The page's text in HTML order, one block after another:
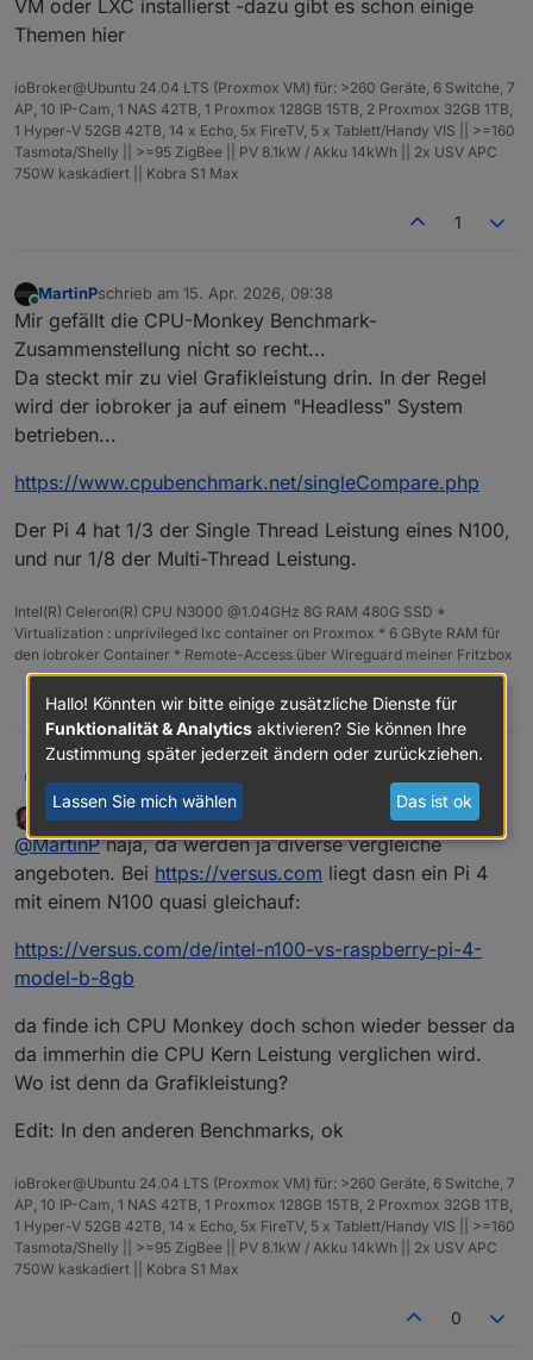
VM oder LXC installierst -dazu gibt es schon einige
Themen hier
ioBroker@Ubuntu 24.04 LTS (Proxmox VM) für: >260 Geräte, 6 Switche, 7
AP, 10 IP-Cam, 1 NAS 42TB, 1 Proxmox 128GB 15TB, 2 Proxmox 32GB 1TB,
1 Hyper-V 52GB 42TB, 14 x Echo, 5x FireTV, 5 x Tablett/Handy VIS || >=160
Tasmota/Shelly || >=95 ZigBee || PV 8.1kW / Akku 14kWh || 2x USV APC
750W kaskadiert || Kobra S1 Max
1
Online
MartinPschrieb am 15. Apr. 2026, 09:38
zuletzt editiert von
Mir gefällt die CPU-Monkey Benchmark-
Zusammenstellung nicht so recht...
Da steckt mir zu viel Grafikleistung drin. In der Regel
wird der iobroker ja auf einem "Headless" System
betrieben...
https://www.cpubenchmark.net/singleCompare.php
Der Pi 4 hat 1/3 der Single Thread Leistung eines N100,
und nur 1/8 der Multi-Thread Leistung.
Intel(R) Celeron(R) CPU N3000 @1.04GHz 8G RAM 480G SSD *
Virtualization : unprivileged lxc container on Proxmox * 6 GByte RAM für
den iobroker Container * Remote-Access über Wireguard meiner Fritzbox
1
Zusammenstellung nicht so recht...
Da steckt mir zu viel Grafikleistung drin. In der Regel
wird der iobroker ja auf einem "Headless" System
betrieben...
https://www.cpubenchmark.net/singleCompare.php
Der Pi 4 hat 1/3 der Single Thread Leistung eines N100,
und nur 1/8 der Multi-Thread Leistung.
Online
BananaJoe MOST ACTIVE schrieb am 15. Apr. 2026, 10:16
@MartinPnaja, da werden ja diverse vergleiche
angeboten. Bei https://versus.com liegt dasn ein Pi 4
mit einem N100 quasi gleichauf:
https://versus.com/de/intel-n100-vs-raspberry-pi-4-
model-b-8gb
da finde ich CPU Monkey doch schon wieder besser da
da immerhin die CPU Kern Leistung verglichen wird.
Wo ist denn da Grafikleistung?
Edit: In den anderen Benchmarks, ok
ioBroker@Ubuntu 24.04 LTS (Proxmox VM) für: >260 Geräte, 6 Switche, 7
AP, 10 IP-Cam, 1 NAS 42TB, 1 Proxmox 128GB 15TB, 2 Proxmox 32GB 1TB,
1 Hyper-V 52GB 42TB, 14 x Echo, 5x FireTV, 5 x Tablett/Handy VIS || >=160
Tasmota/Shelly || >=95 ZigBee || PV 8.1kW / Akku 14kWh || 2x USV APC
750W kaskadiert || Kobra S1 Max
0
Hallo! Könnten wir bitte einige zusätzliche Dienste für
Funktionalität & Analytics aktivieren? Sie können Ihre
Zustimmung später jederzeit ändern oder zurückziehen.
Lassen Sie mich wählen Das ist ok